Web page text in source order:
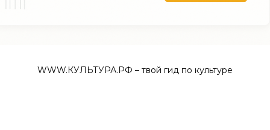
WWW.КУЛЬТУРА.РФ – твой гид по культуре